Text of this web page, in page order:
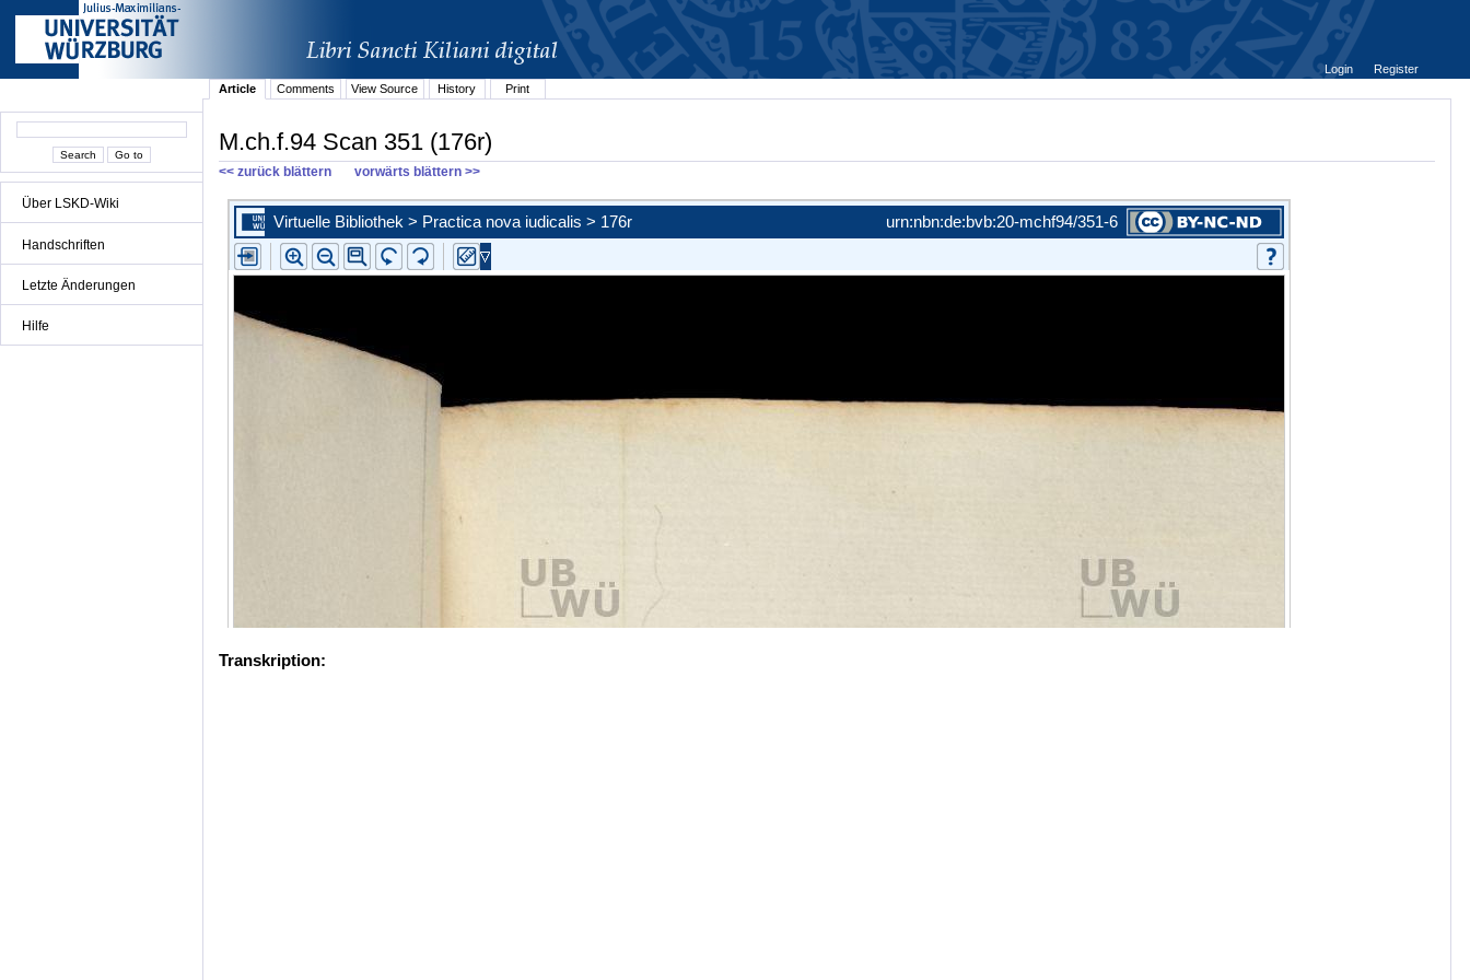
Über LSKD-Wiki
Handschriften
Letzte Änderungen
Hilfe
Login
Register
Article
Comments View Source History Print
M.ch.f.94 Scan 351 (176r)
<< zurück blättern vorwärts blättern >>
Transkription: